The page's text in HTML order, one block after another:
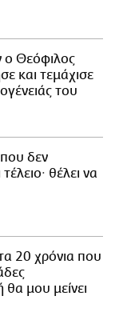
Θεόφιλος
και τεμάχισε
του
δεν
θέλει να
20 χρόνια που
μου μείνει